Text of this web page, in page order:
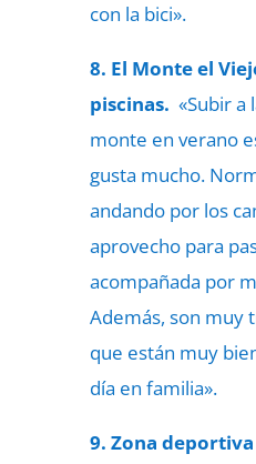
con la bici».
8. El Monte el
piscinas. «Subir a
monte en verano
gusta mucho.
andando por los
aprovecho para
acompañada por
Además, son muy
que están muy
día en familia».
9. Zona